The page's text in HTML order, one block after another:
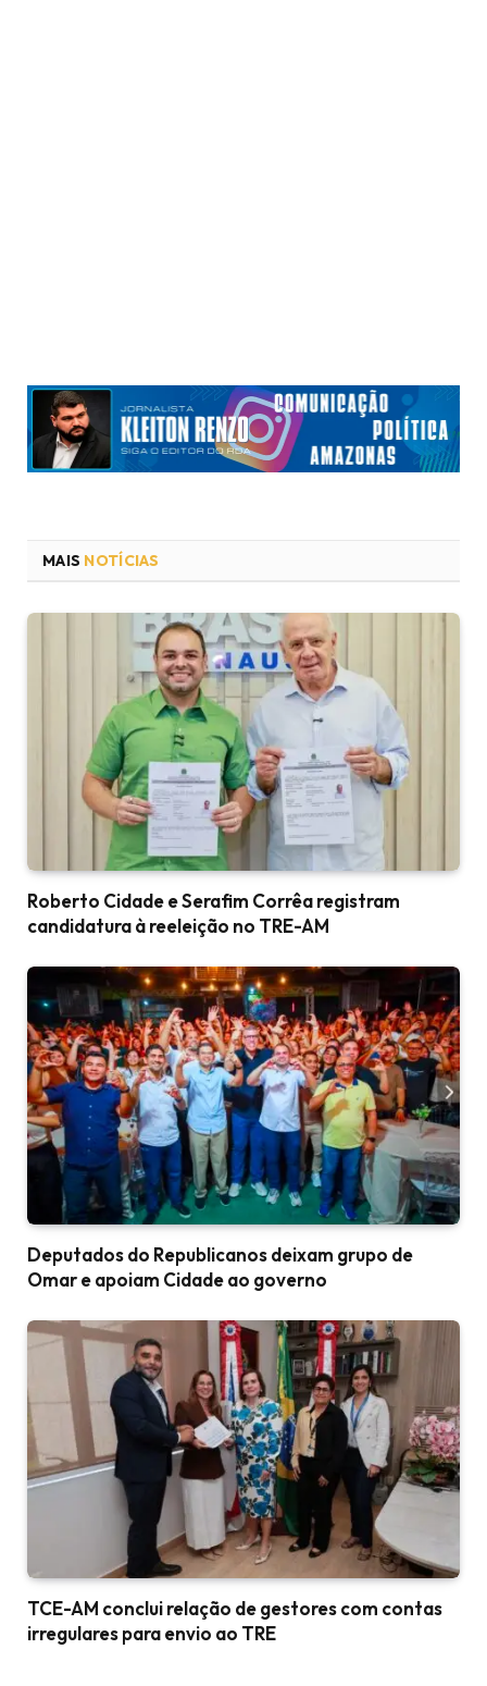
MAIS NOTÍCIAS
Roberto Cidade e Serafim Corrêa registram
candidatura à reeleição no TRE-AM
Deputados do Republicanos deixam grupo de
Omar e apoiam Cidade ao governo
TCE-AM conclui relação de gestores com contas
irregulares para envio ao TRE